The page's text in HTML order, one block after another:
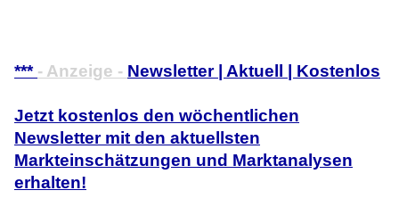
*** - Anzeige - Newsletter | Aktuell | Kostenlos
Jetzt kostenlos den wöchentlichen
Newsletter mit den aktuellsten
Markteinschätzungen und Marktanalysen
erhalten!